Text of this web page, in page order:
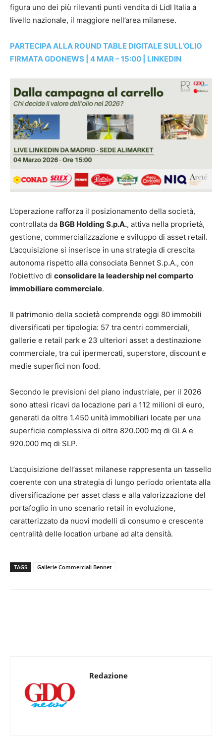
figura uno dei più rilevanti punti vendita di Lidl Italia a
livello nazionale, il maggiore nell’area milanese.
PARTECIPA ALLA ROUND TABLE DIGITALE SULL’OLIO
FIRMATA GDONEWS | 4 MAR – 15:00 | LINKEDIN
L’operazione rafforza il posizionamento della società,
controllata da BGB Holding S.p.A., attiva nella proprietà,
gestione, commercializzazione e sviluppo di asset retail.
L’acquisizione si inserisce in una strategia di crescita
autonoma rispetto alla consociata Bennet S.p.A., con
l’obiettivo di consolidare la leadership nel comparto
immobiliare commerciale.
Il patrimonio della società comprende oggi 80 immobili
diversificati per tipologia: 57 tra centri commerciali,
gallerie e retail park e 23 ulteriori asset a destinazione
commerciale, tra cui ipermercati, superstore, discount e
medie superfici non food.
Secondo le previsioni del piano industriale, per il 2026
sono attesi ricavi da locazione pari a 112 milioni di euro,
generati da oltre 1.450 unità immobiliari locate per una
superficie complessiva di oltre 820.000 mq di GLA e
920.000 mq di SLP.
L’acquisizione dell’asset milanese rappresenta un tassello
coerente con una strategia di lungo periodo orientata alla
diversificazione per asset class e alla valorizzazione del
portafoglio in uno scenario retail in evoluzione,
caratterizzato da nuovi modelli di consumo e crescente
centralità delle location urbane ad alta densità.
TAGS Gallerie Commerciali Bennet
Redazione